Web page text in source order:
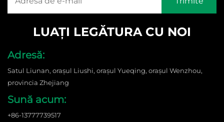
LUAȚI LEGĂTURA CU NOI
Adresă:
Satul Liunan, orașul Liushi, orașul Yueqing, orașul Wenzhou,
provincia Zhejiang
Sună acum:
+86-13777739517